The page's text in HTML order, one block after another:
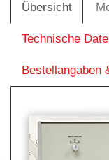
Übersicht
Technische
Bestellangaben